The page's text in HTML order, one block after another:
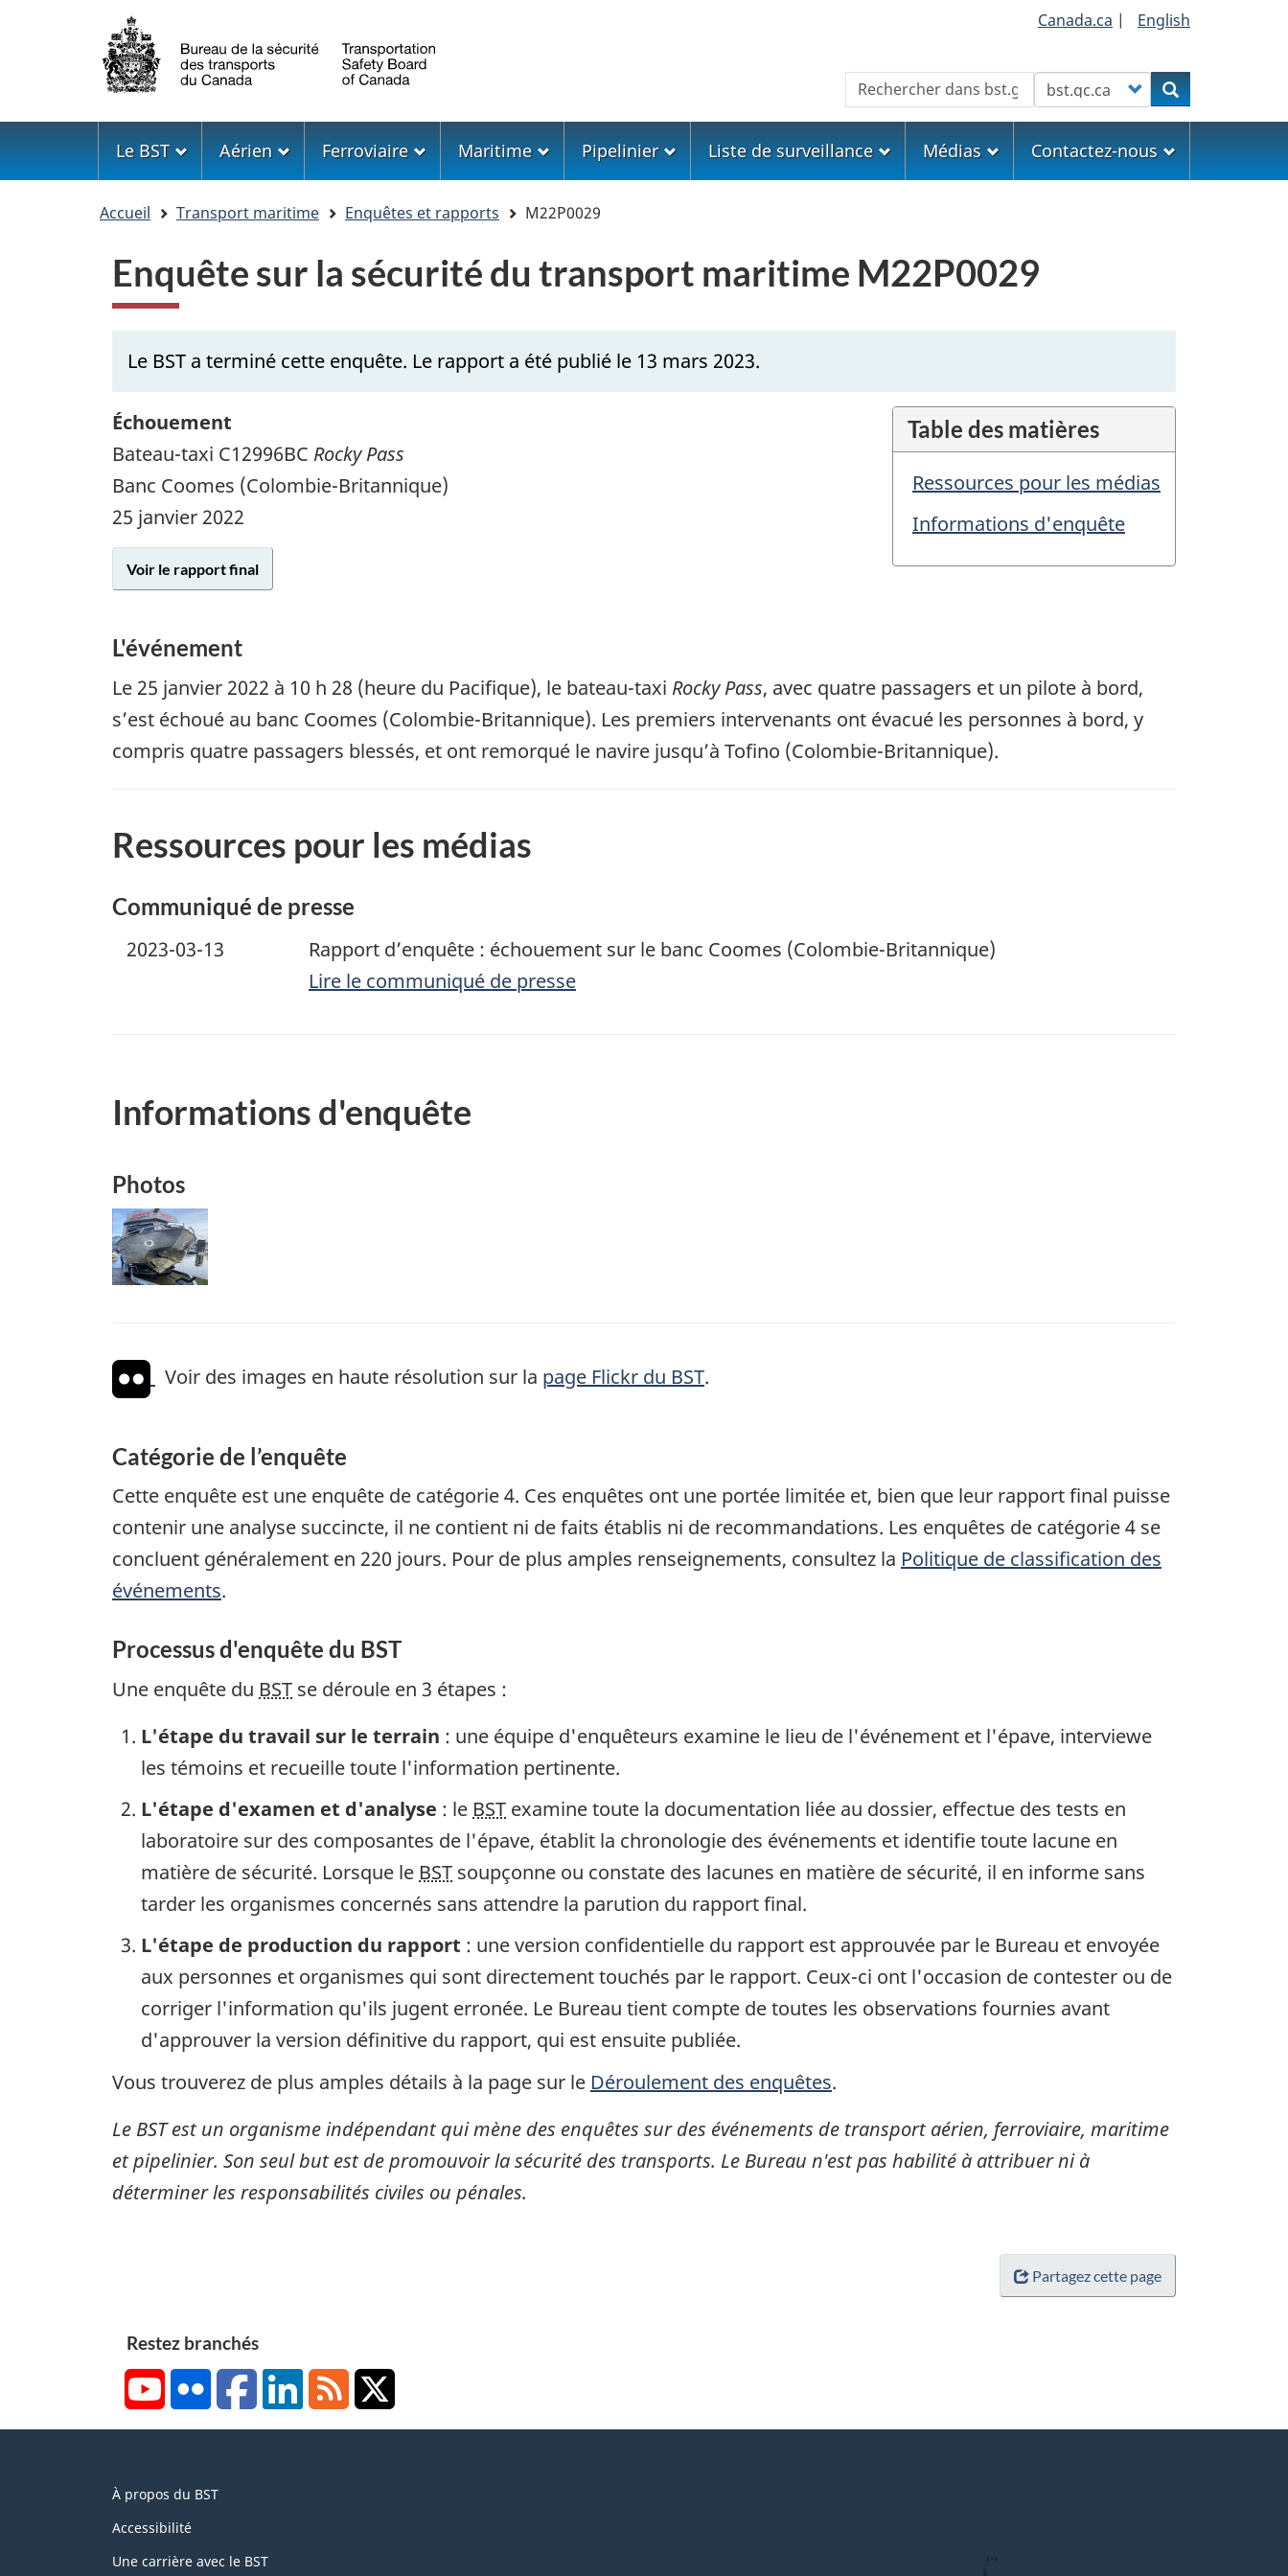
Sélection
de
la
langue
Canada.ca | English
Rechercher Customize your searchRechercher
Menu
Le BST Aérien Ferroviaire Maritime Pipelinier Liste de surveillance Médias Contactez-nous
Accueil Transport maritime Enquêtes et rapports M22P0029
Enquête sur la sécurité du transport maritime M22P0029
Le BST a terminé cette enquête. Le rapport a été publié le 13 mars 2023.
Table des matières
Ressources pour les médias
Informations d'enquête
Échouement
Bateau-taxi C12996BC Rocky Pass
Banc Coomes (Colombie-Britannique)
25 janvier 2022
Voir le rapport final
L'événement
Le 25 janvier 2022 à 10 h 28 (heure du Pacifique), le bateau-taxi Rocky Pass, avec quatre passagers et un pilote à bord,
s’est échoué au banc Coomes (Colombie-Britannique). Les premiers intervenants ont évacué les personnes à bord, y
compris quatre passagers blessés, et ont remorqué le navire jusqu’à Tofino (Colombie-Britannique).
Ressources pour les médias
Communiqué de presse
2023-03-13
Rapport d’enquête : échouement sur le banc Coomes (Colombie-Britannique)
Lire le communiqué de presse
Informations d'enquête
Photos
Image
Voir des images en haute résolution sur la page Flickr du BST.
Catégorie de l’enquête
Cette enquête est une enquête de catégorie 4. Ces enquêtes ont une portée limitée et, bien que leur rapport final puisse
contenir une analyse succincte, il ne contient ni de faits établis ni de recommandations. Les enquêtes de catégorie 4 se
concluent généralement en 220 jours. Pour de plus amples renseignements, consultez la Politique de classification des
événements.
Processus d'enquête du BST
Une enquête du BST se déroule en 3 étapes :
L'étape du travail sur le terrain : une équipe d'enquêteurs examine le lieu de l'événement et l'épave, interviewe
les témoins et recueille toute l'information pertinente.
L'étape d'examen et d'analyse : le BST examine toute la documentation liée au dossier, effectue des tests en
laboratoire sur des composantes de l'épave, établit la chronologie des événements et identifie toute lacune en
matière de sécurité. Lorsque le BST soupçonne ou constate des lacunes en matière de sécurité, il en informe sans
tarder les organismes concernés sans attendre la parution du rapport final.
L'étape de production du rapport : une version confidentielle du rapport est approuvée par le Bureau et envoyée
aux personnes et organismes qui sont directement touchés par le rapport. Ceux-ci ont l'occasion de contester ou de
corriger l'information qu'ils jugent erronée. Le Bureau tient compte de toutes les observations fournies avant
d'approuver la version définitive du rapport, qui est ensuite publiée.
Vous trouverez de plus amples détails à la page sur le Déroulement des enquêtes.
Le BST est un organisme indépendant qui mène des enquêtes sur des événements de transport aérien, ferroviaire, maritime
et pipelinier. Son seul but est de promouvoir la sécurité des transports. Le Bureau n'est pas habilité à attribuer ni à
déterminer les responsabilités civiles ou pénales.
Partagez cette page
Restez branchés
YouTubeFlickr FacebookLinkedInRSS
this
site
À propos du BST
Accessibilité
Une carrière avec le BST